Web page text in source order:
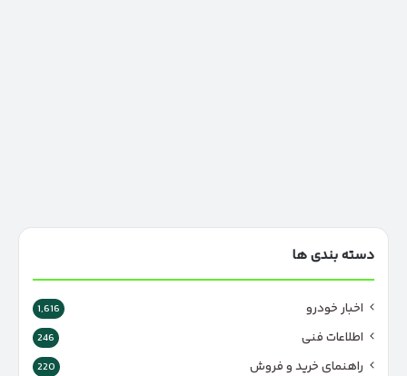
دسته بندی ها
اخبار خودرو 1,616
اطلاعات فنی 246
راهنمای خرید و فروش 220